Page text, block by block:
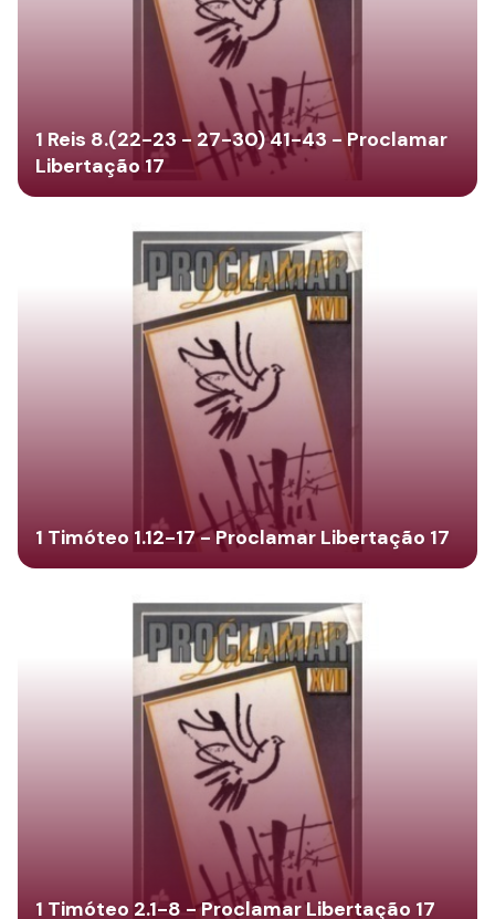
1 Reis 8.(22-23 - 27-30) 41-43 - Proclamar
Libertação 17
1 Timóteo 1.12-17 - Proclamar Libertação 17
1 Timóteo 2.1-8 - Proclamar Libertação 17